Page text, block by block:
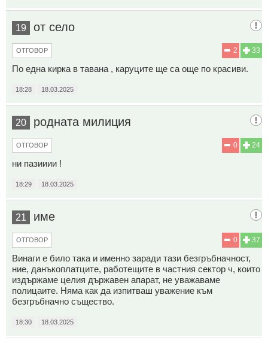
19 от село
33
2
ОТГОВОР
По една кирка в тавана , каруците ще са още по красиви.
18:28 18.03.2025
20 родната милиция
24
0
ОТГОВОР
ни пазииии !
18:29 18.03.2025
21 име
37
0
ОТГОВОР
Винаги е било така и именно заради тази безгръбначност,
ние, данъкоплатците, работещите в частния сектор ч, които
издържаме целия държавен апарат, не уважаваме
полицаите. Няма как да изпитваш уважение към
безгръбначно същество.
18:30 18.03.2025